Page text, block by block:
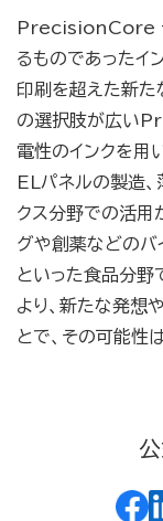
PrecisionCore テ
るものであったイ
印刷を超えた新た
の選択肢が広い
電性のインクを用
ELパネルの製造、
クス分野での活用
グや創薬などのバ
といった食品分野
より、新たな発想
とで、その可能性